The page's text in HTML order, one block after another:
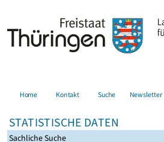
Home Kontakt Suche Newsletter
STATISTISCHE DATEN
Sachliche Suche